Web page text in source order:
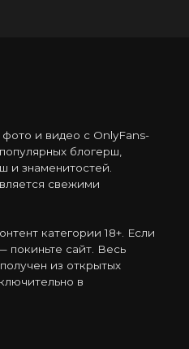
и видео с OnlyFans-
блогерш,
и знаменитостей.
свежими
категории 18+. Если
покиньте сайт. Весь
из открытых
в